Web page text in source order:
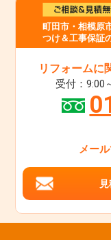
町田市・相模原
つけ＆工事保証
リフォームに
受付：9:00
メー